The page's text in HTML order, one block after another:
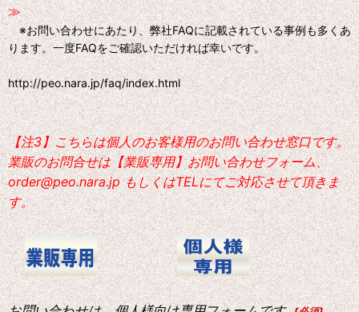
≫
※お問い合わせにあたり、弊社FAQに記載されている事例も多くあ
ります。一度FAQをご確認いただければ幸いです。
http://peo.nara.jp/faq/index.html
【注3】こちらは個人のお客様用のお問い合わせ窓口です。
業販のお問合せは【業販専用】お問い合わせフォーム、
order@peo.nara.jp もしくはTELにてご対応させて頂きま
す。